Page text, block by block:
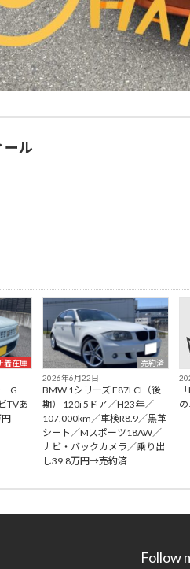
ール
着在庫
G
TVあ
売約済
2026年6月22日
BMW 1シリーズ E87LCI（後
期） 120i 5ドア／H23年／
107,000km／車検R8.9／黒革
シート／Mスポーツ18AW／
ナビ・バックカメラ／乗り出
し39.8万円→売約済
Follow